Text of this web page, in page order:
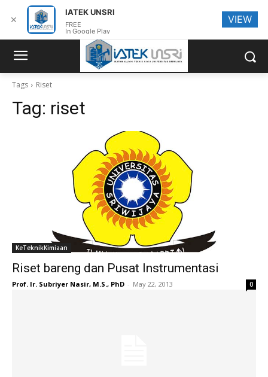
Tags Riset
Tag: riset
KeTeknikKimiaan
Riset bareng dan Pusat Instrumentasi
Prof. Ir. Subriyer Nasir, M.S., PhD - May 22, 2013 0
✕
IATEK UNSRI
FREE
In Google Play
VIEW